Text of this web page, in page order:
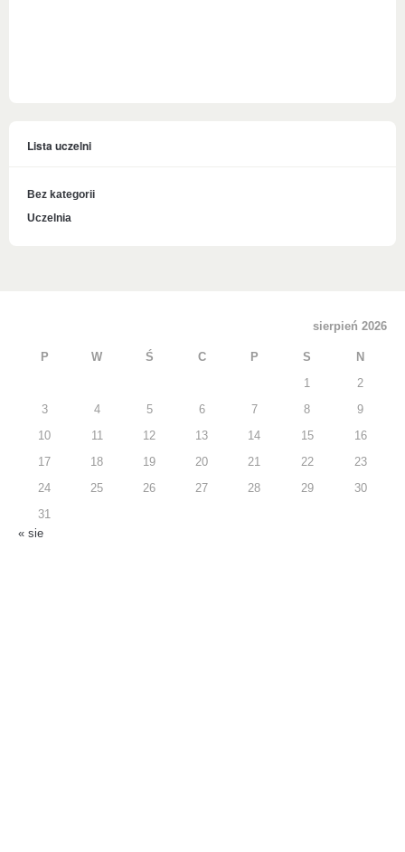
Lista uczelni
Bez kategorii
Uczelnia
sierpień 2026
P W Ś C P S N
1 2
3 4 5 6 7 8 9
10 11 12 13 14 15 16
17 18 19 20 21 22 23
24 25 26 27 28 29 30
31
« sie